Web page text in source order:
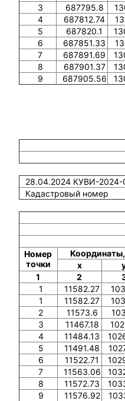
3
687795.8
4
687812.74
5
687820.1
6
687851.33
7
687891.69
8
687901.37
9
687905.56
28.04.2024 КУВИ-
Кадастровый номер
Номер
точки
x
1
2
1
11582.27
1
11582.27
2
11573.6
3
11467.18
4
11484.13
5
11491.48
6
11522.71
7
11563.06
8
11572.73
9
11576.92